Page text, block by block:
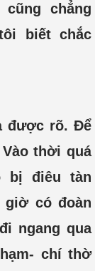
chẳng
biết chắc
được rõ. Để
thời quá
bị điêu tàn
giờ có đoàn
ngang qua
chí thờ